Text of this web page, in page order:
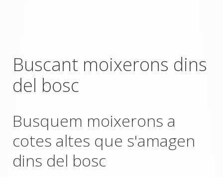
Buscant moixerons dins
del bosc
Busquem moixerons a
cotes altes que s'amagen
dins del bosc